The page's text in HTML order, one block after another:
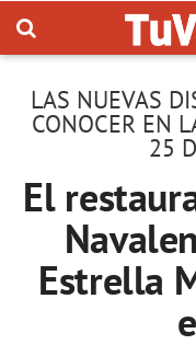
LAS NUEVAS
CONOCER EN
25
El
Estrella